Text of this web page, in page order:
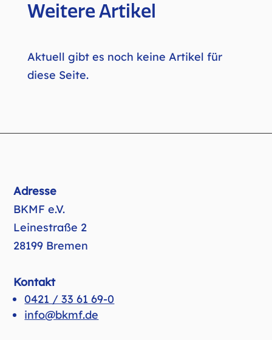
Weitere Artikel
Adresse
BKMF e.V.
Leinestraße 2
28199 Bremen
Kontakt
0421 / 33 61 69-0
info@bkmf.de